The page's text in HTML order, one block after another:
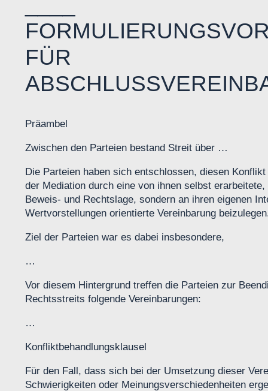
FÜR
Präambel
Zwischen den Parteien bestand Streit über …
Die Parteien haben sich entschlossen, diesen
der Mediation durch eine von ihnen selbst
Beweis- und Rechtslage, sondern an ihren eigenen
Wertvorstellungen orientierte Vereinbarung
Ziel der Parteien war es dabei insbesondere,
…
Vor diesem Hintergrund treffen die Parteien zur
Rechtsstreits folgende Vereinbarungen:
…
Konfliktbehandlungsklausel
Für den Fall, dass sich bei der Umsetzung dieser
Schwierigkeiten oder Meinungsverschiedenheiten